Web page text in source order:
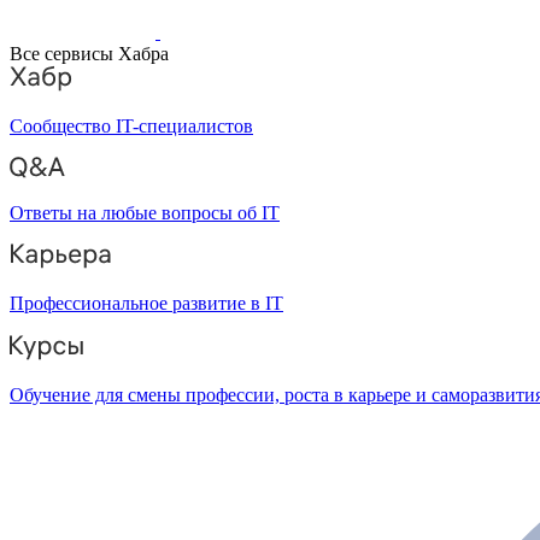
Все сервисы Хабра
Сообщество IT-специалистов
Ответы на любые вопросы об IT
Профессиональное развитие в IT
Обучение для смены профессии, роста в карьере и